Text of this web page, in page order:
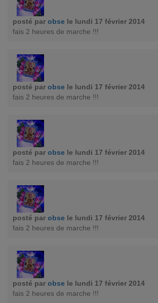
posté par obse le lundi 17 février 2014
fais 2 heures de marche !!!
posté par obse le lundi 17 février 2014
fais 2 heures de marche !!!
posté par obse le lundi 17 février 2014
fais 2 heures de marche !!!
posté par obse le lundi 17 février 2014
fais 2 heures de marche !!!
posté par obse le lundi 17 février 2014
fais 2 heures de marche !!!